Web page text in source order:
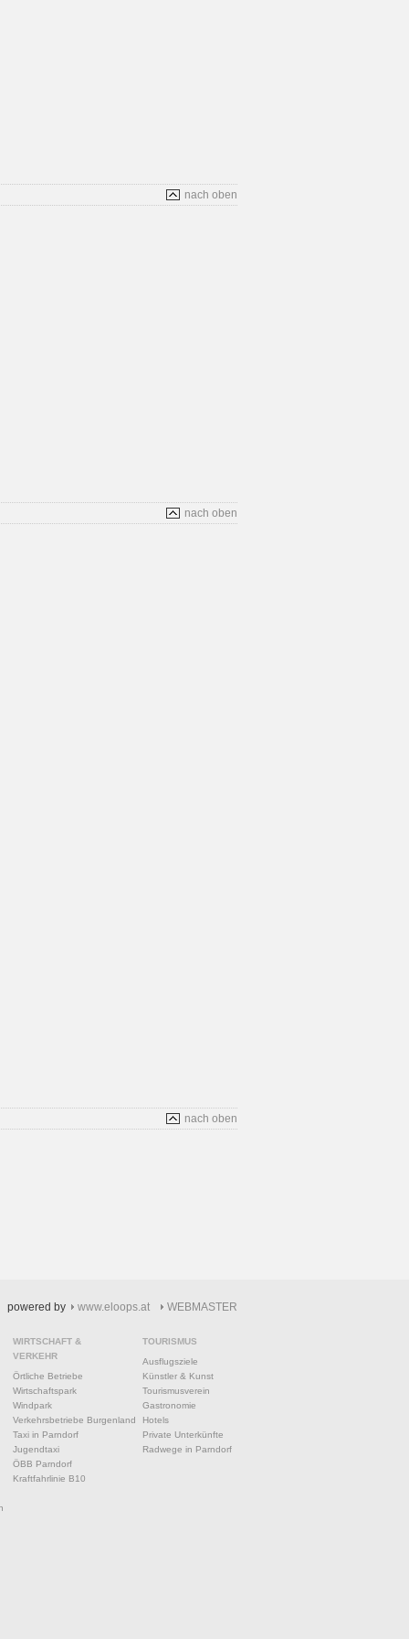
nach oben
nach oben
nach oben
powered by www.eloops.at WEBMASTER
WIRTSCHAFT &
VERKEHR
Örtliche Betriebe
Wirtschaftspark
Windpark
Verkehrsbetriebe Burgenland
Taxi in Parndorf
Jugendtaxi
ÖBB Parndorf
Kraftfahrlinie B10
TOURISMUS
Ausflugsziele
Künstler & Kunst
Tourismusverein
Gastronomie
Hotels
Private Unterkünfte
Radwege in Parndorf